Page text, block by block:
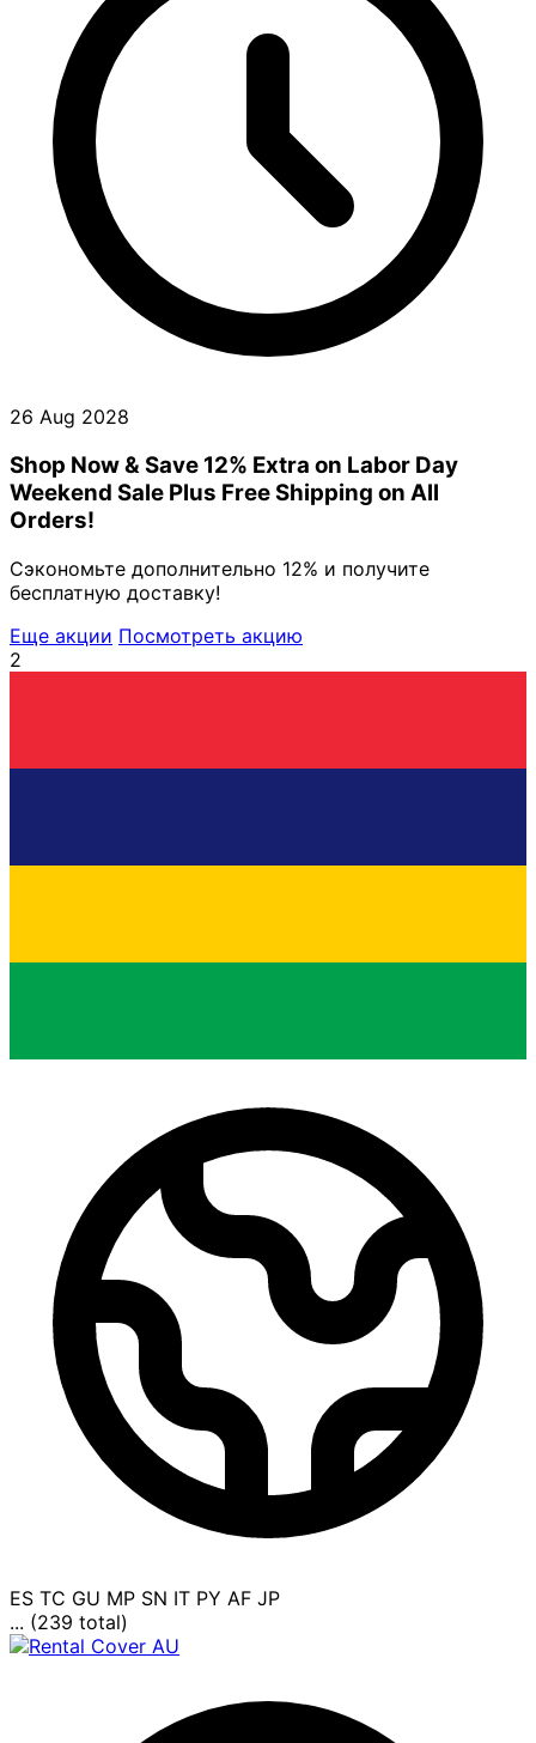
26 Aug 2028
Shop Now & Save 12% Extra on Labor Day
Weekend Sale Plus Free Shipping on All
Orders!
Сэкономьте дополнительно 12% и получите
бесплатную доставку!
Еще акции Посмотреть акцию
2
ES TC GU MP SN IT PY AF JP
... (239 total)